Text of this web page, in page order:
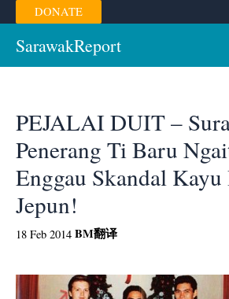
Skip
to
content
DONATE
SarawakReport
PEJALAI DUIT –
Penerang Ti Baru
Enggau Skandal Kayu
Jepun!
18 Feb 2014 BM翻译